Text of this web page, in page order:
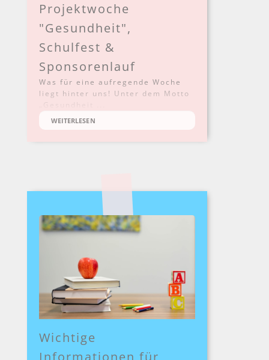
Projektwoche
"Gesundheit",
Schulfest &
Sponsorenlauf
Was für eine aufregende Woche
liegt hinter uns! Unter dem Motto
„Gesundheit ...
WEITERLESEN
Wichtige